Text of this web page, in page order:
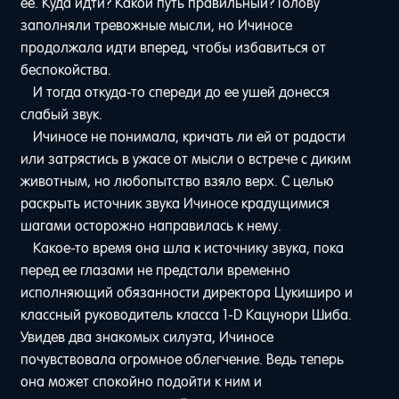
заполняли тревожные мысли, но Ичиносе
продолжала идти вперед, чтобы избавиться от
беспокойства.
И тогда откуда-то спереди до ее ушей донесся
слабый звук.
Ичиносе не понимала, кричать ли ей от радости
или затрястись в ужасе от мысли о встрече с диким
животным, но любопытство взяло верх. С целью
раскрыть источник звука Ичиносе крадущимися
шагами осторожно направилась к нему.
Какое-то время она шла к источнику звука, пока
перед ее глазами не предстали временно
исполняющий обязанности директора Цукиширо и
классный руководитель класса 1-D Кацунори Шиба.
Увидев два знакомых силуэта, Ичиносе
почувствовала огромное облегчение. Ведь теперь
она может спокойно подойти к ним и